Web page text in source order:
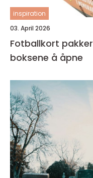
inspiration
03. April 2026
Fotballkort pakker slik finner du de beste
boksene å åpne